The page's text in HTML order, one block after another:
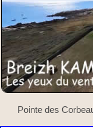
Pointe des